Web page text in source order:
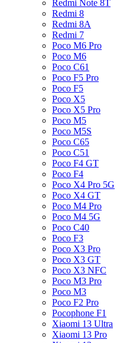
Redmi Note 8T
Redmi 8
Redmi 8A
Redmi 7
Poco M6 Pro
Poco M6
Poco C61
Poco F5 Pro
Poco F5
Poco X5
Poco X5 Pro
Poco M5
Poco M5S
Poco C65
Poco C51
Poco F4 GT
Poco F4
Poco X4 Pro 5G
Poco X4 GT
Poco M4 Pro
Poco M4 5G
Poco C40
Poco F3
Poco X3 Pro
Poco X3 GT
Poco X3 NFC
Poco M3 Pro
Poco M3
Poco F2 Pro
Pocophone F1
Xiaomi 13 Ultra
Xiaomi 13 Pro